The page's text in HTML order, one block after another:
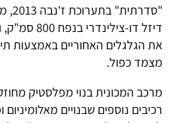
דיזל דו-
את הגלגלים האחוריים באמצעות
מצמד כפול.
מרכב המכונית בנוי מפלסטיק
רכיבים נוספים שבנויים